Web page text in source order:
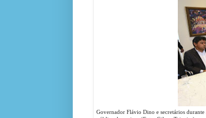
Governador Flávio Dino e secretários